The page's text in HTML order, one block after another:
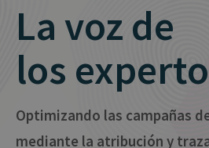
La voz de
los
Optimizando las campañas
mediante la atribución y